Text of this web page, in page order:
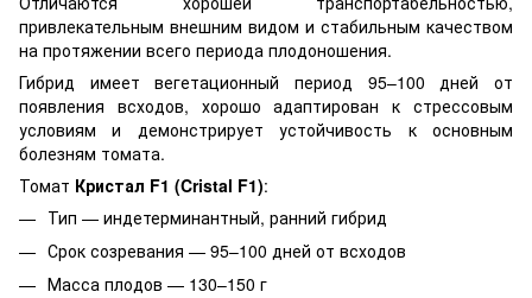
привлекательным внешним видом и стабильным качеством
на протяжении всего периода плодоношения.
Гибрид имеет вегетационный период 95–100 дней от
появления всходов, хорошо адаптирован к стрессовым
условиям и демонстрирует устойчивость к основным
болезням томата.
Томат Кристал F1 (Cristal F1):
Тип — индетерминантный, ранний гибрид
Срок созревания — 95–100 дней от всходов
Масса плодов — 130–150 г